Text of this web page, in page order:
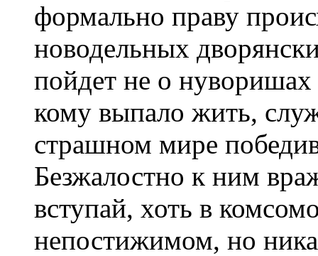
формально праву
новодельных
пойдет не о нуворишах
кому выпало жить,
страшном мире
Безжалостно к ним
вступай, хоть в
непостижимом, но